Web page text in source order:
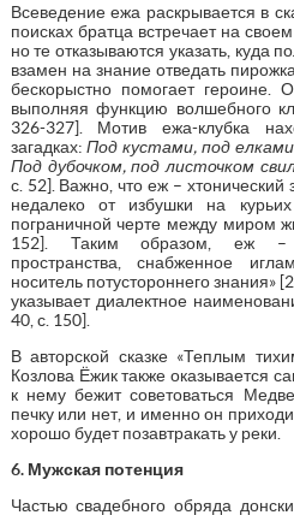
Всеведение ежа раскрывается в
поисках братца встречает на
но те отказываются указать, куда
взамен на знание отведать
бескорыстно помогает героине.
выполняя функцию волшебного
326-327]. Мотив ежа-клубка
загадках:Под кустами, под
Под дубочком, под листочком
с. 52]. Важно, что еж – хтонический
недалеко от избушки на
пограничной черте между миром
152]. Таким образом, еж –
пространства, снабженное
носитель потустороннего знания»
указывает диалектное
40, с. 150].
В авторской сказке «Теплым
Козлова Ёжик также оказывается
к нему бежит советоваться
печку или нет, и именно он
хорошо будет позавтракать у реки.
6. Мужская потенция
Частью свадебного обряда